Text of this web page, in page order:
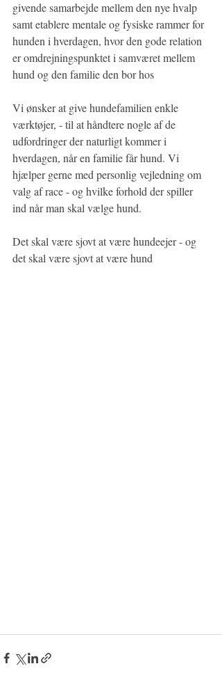
givende samarbejde mellem den nye hvalp
samt etablere mentale og fysiske rammer for
hunden i hverdagen, hvor den gode relation
er omdrejningspunktet i samværet mellem
hund og den familie den bor hos
Vi ønsker at give hundefamilien enkle
værktøjer, - til at håndtere nogle af de
udfordringer der naturligt kommer i
hverdagen, når en familie får hund. Vi
hjælper gerne med personlig vejledning om
valg af race - og hvilke forhold der spiller
ind når man skal vælge hund.
Det skal være sjovt at være hundeejer - og
det skal være sjovt at være hund